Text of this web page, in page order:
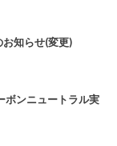
知らせ(変更)
ボンニュートラル実